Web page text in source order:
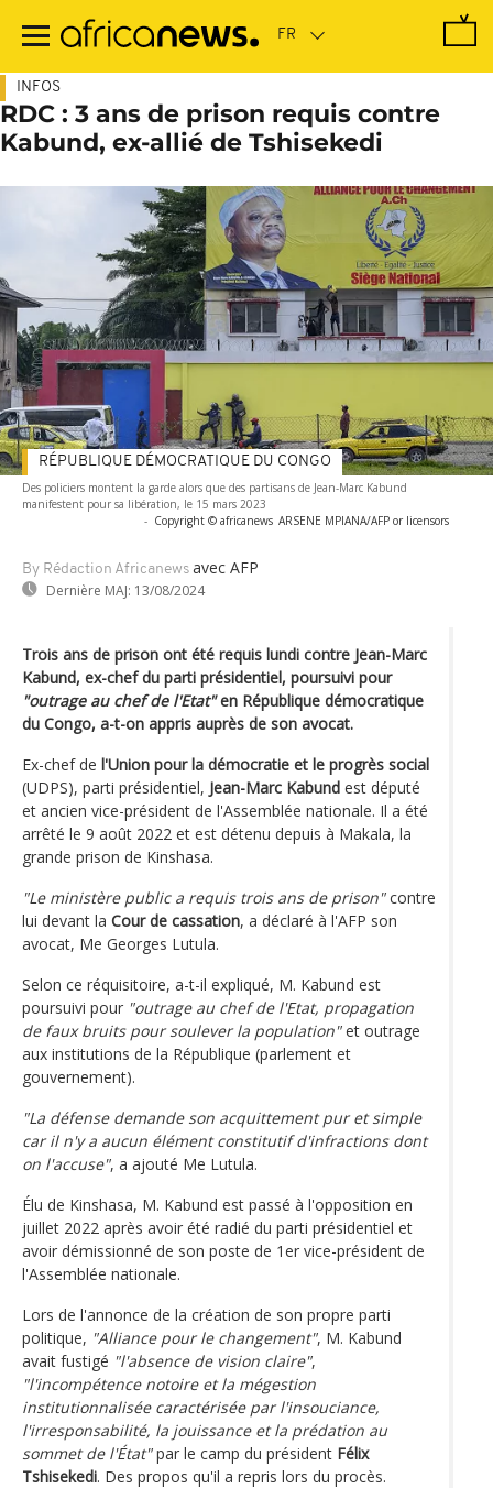
contenu
INFOS
RDC : 3 ans de prison requis contre
Kabund, ex-allié de Tshisekedi
Des policiers montent la garde alors que des partisans de Jean-Marc Kabund
manifestent pour sa libération, le 15 mars 2023
- Copyright © africanews ARSENE MPIANA/AFP or licensors
By Rédaction Africanews avec AFP
Dernière MAJ: 13/08/2024
RÉPUBLIQUE DÉMOCRATIQUE DU CONGO
Trois ans de prison ont été requis lundi contre Jean-Marc
Kabund, ex-chef du parti présidentiel, poursuivi pour
"outrage au chef de l'Etat"en République démocratique
du Congo, a-t-on appris auprès de son avocat.
Ex-chef de l'Union pour la démocratie et le progrès social
(UDPS), parti présidentiel, Jean-Marc Kabund est député
et ancien vice-président de l'Assemblée nationale. Il a été
arrêté le 9 août 2022 et est détenu depuis à Makala, la
grande prison de Kinshasa.
"Le ministère public a requis trois ans de prison"contre
lui devant la Cour de cassation, a déclaré à l'AFP son
avocat, Me Georges Lutula.
Selon ce réquisitoire, a-t-il expliqué, M. Kabund est
poursuivi pour "outrage au chef de l'Etat, propagation
de faux bruits pour soulever la population"et outrage
aux institutions de la République (parlement et
gouvernement).
"La défense demande son acquittement pur et simple
car il n'y a aucun élément constitutif d'infractions dont
on l'accuse", a ajouté Me Lutula.
Élu de Kinshasa, M. Kabund est passé à l'opposition en
juillet 2022 après avoir été radié du parti présidentiel et
avoir démissionné de son poste de 1er vice-président de
l'Assemblée nationale.
Lors de l'annonce de la création de son propre parti
politique, "Alliance pour le changement", M. Kabund
avait fustigé "l'absence de vision claire",
"l'incompétence notoire et la mégestion
institutionnalisée caractérisée par l'insouciance,
l'irresponsabilité, la jouissance et la prédation au
sommet de l'État"par le camp du président Félix
Tshisekedi. Des propos qu'il a repris lors du procès.